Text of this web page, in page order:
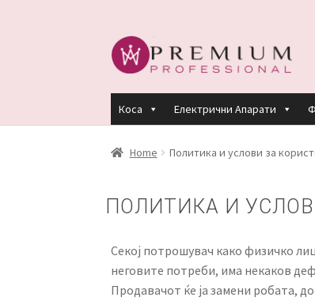
Skip
to
Skip
to
Коса Електрични Апарати
HOME PREMIUM PROFESSIONAL
Home Политика и услови за
ПОЛИТИКА И
Секој потрошувач како физичко
неговите потреби, има некаков
Продавачот ќе ја замени робата,